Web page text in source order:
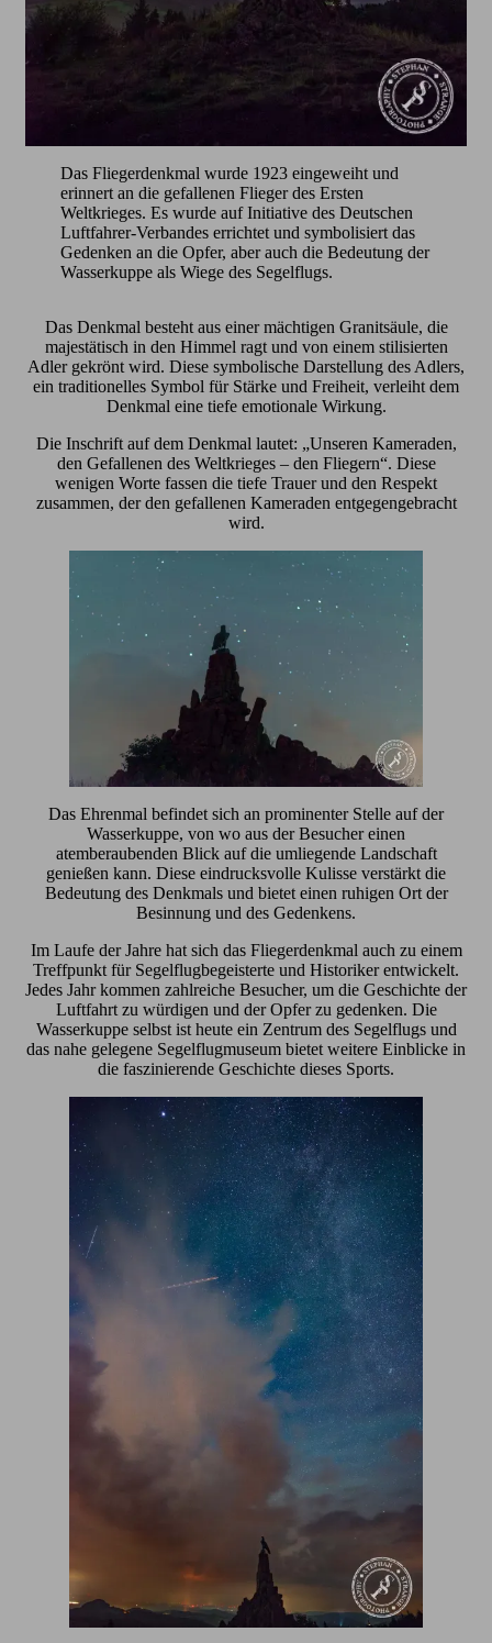
Das Fliegerdenkmal wurde 1923 eingeweiht und
erinnert an die gefallenen Flieger des Ersten
Weltkrieges. Es wurde auf Initiative des Deutschen
Luftfahrer-Verbandes errichtet und symbolisiert das
Gedenken an die Opfer, aber auch die Bedeutung der
Wasserkuppe als Wiege des Segelflugs.
Das Denkmal besteht aus einer mächtigen Granitsäule, die
majestätisch in den Himmel ragt und von einem stilisierten
Adler gekrönt wird. Diese symbolische Darstellung des Adlers,
ein traditionelles Symbol für Stärke und Freiheit, verleiht dem
Denkmal eine tiefe emotionale Wirkung.
Die Inschrift auf dem Denkmal lautet: „Unseren Kameraden,
den Gefallenen des Weltkrieges – den Fliegern“. Diese
wenigen Worte fassen die tiefe Trauer und den Respekt
zusammen, der den gefallenen Kameraden entgegengebracht
wird.
Das Ehrenmal befindet sich an prominenter Stelle auf der
Wasserkuppe, von wo aus der Besucher einen
atemberaubenden Blick auf die umliegende Landschaft
genießen kann. Diese eindrucksvolle Kulisse verstärkt die
Bedeutung des Denkmals und bietet einen ruhigen Ort der
Besinnung und des Gedenkens.
Im Laufe der Jahre hat sich das Fliegerdenkmal auch zu einem
Treffpunkt für Segelflugbegeisterte und Historiker entwickelt.
Jedes Jahr kommen zahlreiche Besucher, um die Geschichte der
Luftfahrt zu würdigen und der Opfer zu gedenken. Die
Wasserkuppe selbst ist heute ein Zentrum des Segelflugs und
das nahe gelegene Segelflugmuseum bietet weitere Einblicke in
die faszinierende Geschichte dieses Sports.